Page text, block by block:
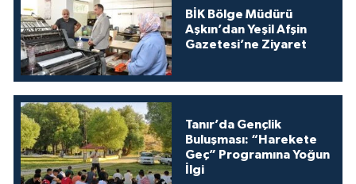
BİK Bölge Müdürü
Aşkın’dan Yeşil Afşin
Gazetesi’ne Ziyaret
Tanır’da Gençlik
Buluşması: “Harekete
Geç” Programına Yoğun
İlgi